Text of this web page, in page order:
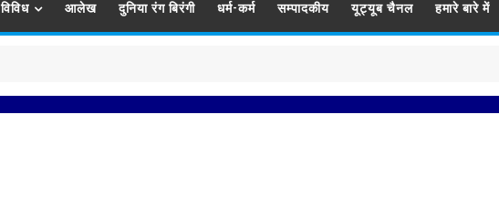
विविध आलेख दुनिया रंग बिरंगी धर्म-कर्म सम्पादकीय यूट्यूब चैनल हमारे बारे में